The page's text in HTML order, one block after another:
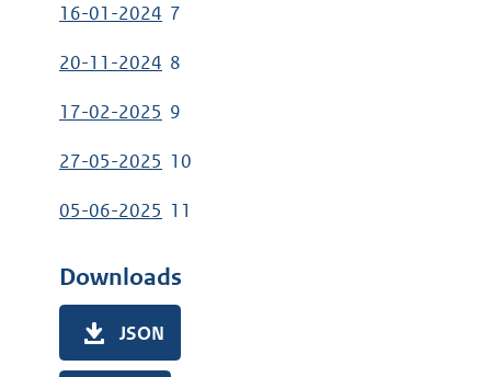
16-01-2024 7
20-11-2024 8
17-02-2025 9
27-05-2025 10
05-06-2025 11
Downloads
JSON